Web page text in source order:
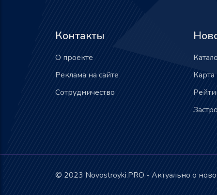
Контакты
О проекте
Реклама на сайте
Сотрудничество
© 2023 Novostroyki.PRO - Актуально о